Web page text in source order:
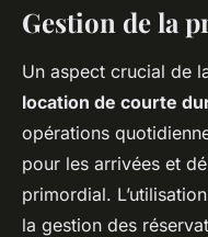
Gestion de la
Un aspect crucial de
location de courte
opérations
pour les arrivées et
primordial.
la gestion des